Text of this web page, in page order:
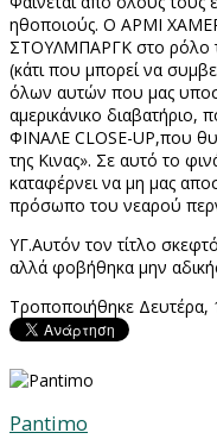
ηθοποιούς. Ο ΑΡΜΙ
ΣΤΟΥΛΜΠΑΡΓΚ στο ρόλο
(κάτι που μπορεί να
όλων αυτών που μας
αμερικάνικο διαβατήριο,
ΦΙΝΑΛΕ CLOSE-UP,που
της Κινας». Σε αυτό το
καταφέρνει να μη μας
πρόσωπο του νεαρού
ΥΓ.Αυτόν τον τίτλο
αλλά φοβήθηκα μην
Τροποποιήθηκε
Pantimo